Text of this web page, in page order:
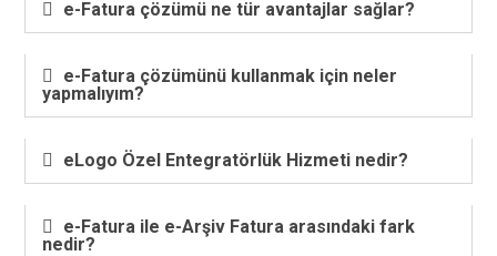
e-Fatura çözümü ne tür avantajlar sağlar?
e-Fatura çözümünü kullanmak için neler
yapmalıyım?
eLogo Özel Entegratörlük Hizmeti nedir?
e-Fatura ile e-Arşiv Fatura arasındaki fark
nedir?